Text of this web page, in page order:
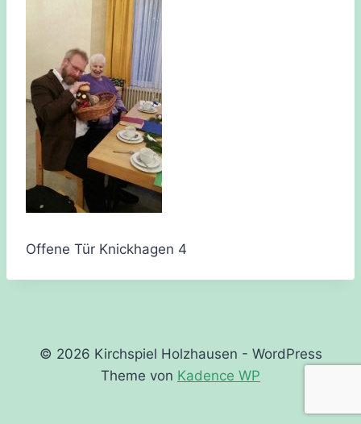
Offene Tür Knickhagen 4
© 2026 Kirchspiel Holzhausen - WordPress
Theme von Kadence WP